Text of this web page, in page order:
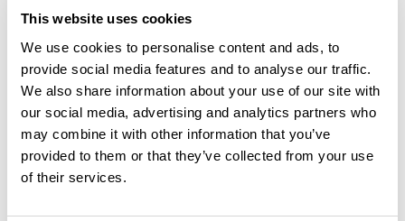
This website uses cookies
We use cookies to personalise content and ads, to
provide social media features and to analyse our traffic.
We also share information about your use of our site with
our social media, advertising and analytics partners who
may combine it with other information that you’ve
provided to them or that they’ve collected from your use
of their services.
Ajouter un avis
Découvrez ce parcours de vélo de 77,9 km à proximité de Flins-